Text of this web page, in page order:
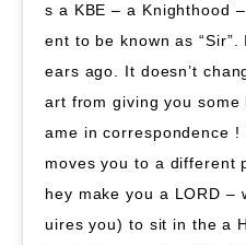
s a KBE – a Knighthood
ent to be known as
ears ago. It doesn’t
art from giving you
ame in correspondence
moves you to a different
hey make you a LORD –
uires you) to sit in the a